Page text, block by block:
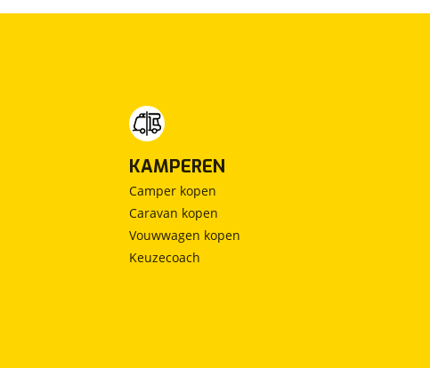
KAMPEREN
Camper kopen
Caravan kopen
Vouwwagen kopen
Keuzecoach